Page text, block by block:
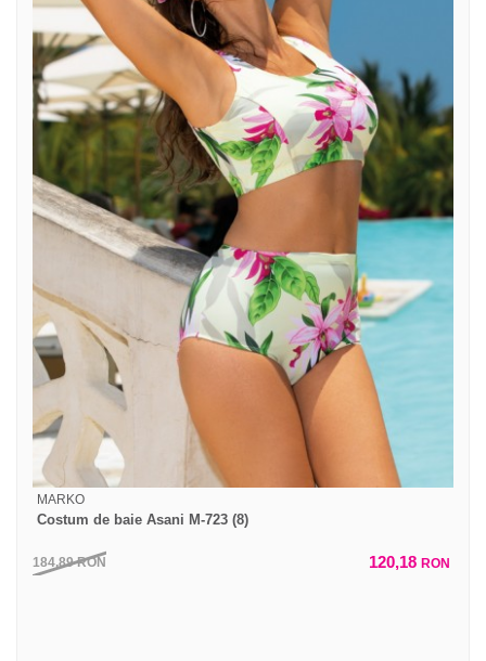
MARKO
Costum de baie Asani M-723 (8)
184,89RON 120,18 RON